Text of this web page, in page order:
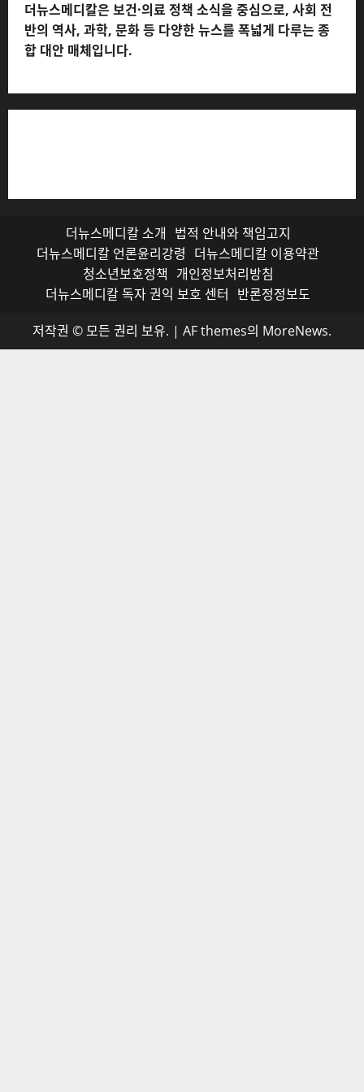
더뉴스메디칼은 보건·의료 정책 소식을 중심으로, 사회 전
반의 역사, 과학, 문화 등 다양한 뉴스를 폭넓게 다루는 종
합 대안 매체입니다.
더뉴스메디칼 소개 법적 안내와 책임고지
더뉴스메디칼 언론윤리강령 더뉴스메디칼 이용약관
청소년보호정책 개인정보처리방침
더뉴스메디칼 독자 권익 보호 센터 반론정정보도
저작권 © 모든 권리 보유. | AF themes의 MoreNews.